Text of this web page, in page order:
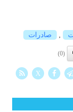
صادرات
(0)
X